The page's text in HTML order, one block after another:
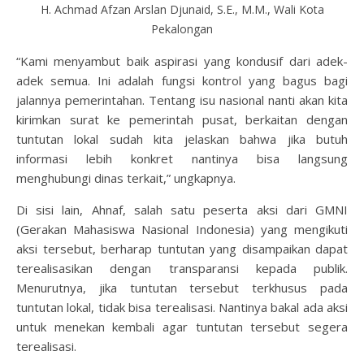
H. Achmad Afzan Arslan Djunaid, S.E., M.M., Wali Kota
Pekalongan
“Kami menyambut baik aspirasi yang kondusif dari adek-
adek semua. Ini adalah fungsi kontrol yang bagus bagi
jalannya pemerintahan. Tentang isu nasional nanti akan kita
kirimkan surat ke pemerintah pusat, berkaitan dengan
tuntutan lokal sudah kita jelaskan bahwa jika butuh
informasi lebih konkret nantinya bisa langsung
menghubungi dinas terkait,” ungkapnya.
Di sisi lain, Ahnaf, salah satu peserta aksi dari GMNI
(Gerakan Mahasiswa Nasional Indonesia) yang mengikuti
aksi tersebut, berharap tuntutan yang disampaikan dapat
terealisasikan dengan transparansi kepada publik.
Menurutnya, jika tuntutan tersebut terkhusus pada
tuntutan lokal, tidak bisa terealisasi. Nantinya bakal ada aksi
untuk menekan kembali agar tuntutan tersebut segera
terealisasi.